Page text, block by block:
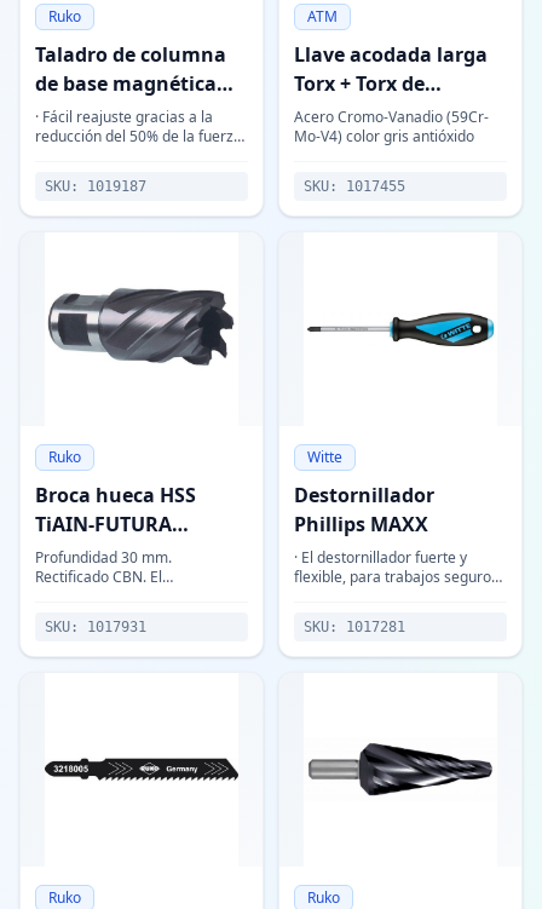
Ruko
Taladro de columna
de base magnética
A10
· Fácil reajuste gracias a la
reducción del 50% de la fuerza
ajustable gracias a la guía cola
de mil
SKU: 1019187
ATM
Llave acodada larga
Torx + Torx de
seguridad
Acero Cromo-Vanadio (59Cr-
Mo-V4) color gris antióxido
SKU: 1017455
Ruko
Broca hueca HSS
TiAIN-FUTURA
vástago Weldon
Profundidad 30 mm.
Rectificado CBN. El
titanio sinterizado al horno),
aumenta la dureza superfici
SKU: 1017931
Witte
Destornillador
Phillips MAXX
· El destornillador fuerte y
flexible, para trabajos seguros
gris/azul. · Varilla de acero esp
SKU: 1017281
Ruko Ruko